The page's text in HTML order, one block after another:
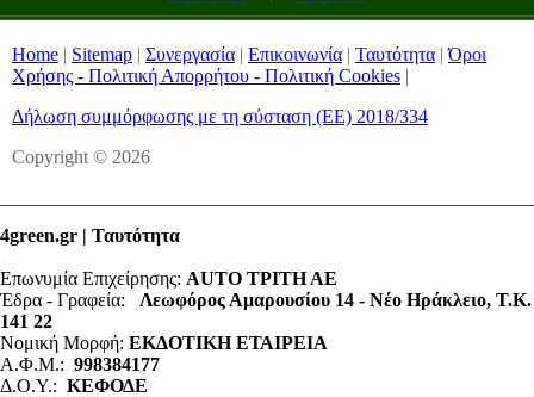
Home | Sitemap | Συνεργασία | Επικοινωνία | Ταυτότητα |Όροι
Χρήσης - Πολιτική Απορρήτου - Πολιτική Cookies |
Δήλωση συμμόρφωσης με τη σύσταση (ΕΕ) 2018/334
Copyright © 2026
4green.gr | Ταυτότητα
Επωνυμία Επιχείρησης: AUTO ΤΡΙΤΗ ΑΕ
Έδρα - Γραφεία: Λεωφόρος Αμαρουσίου 14 - Νέο Ηράκλειο, Τ.Κ.
141 22
Νομική Μορφή: ΕΚΔΟΤΙΚΗ ΕΤΑΙΡΕΙΑ
Α.Φ.Μ.: 998384177
Δ.Ο.Υ.: ΚΕΦΟΔΕ